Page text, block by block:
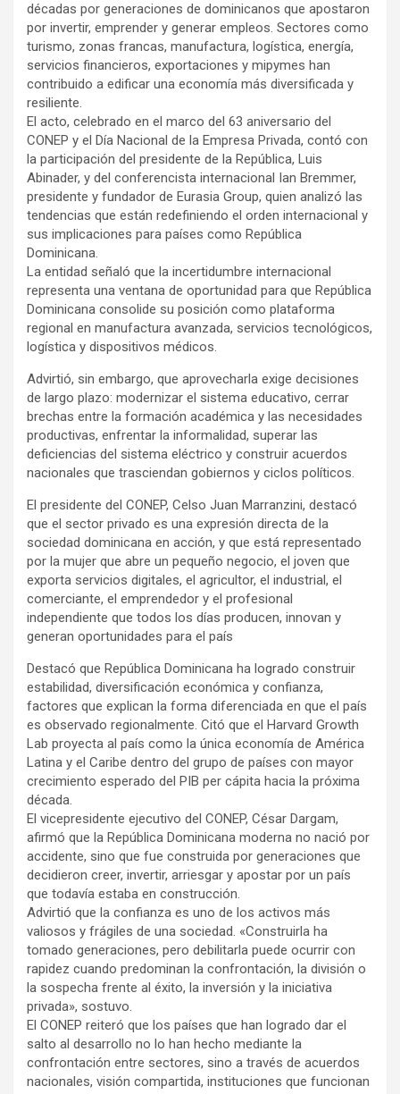
décadas por generaciones de dominicanos que apostaron
por invertir, emprender y generar empleos. Sectores como
turismo, zonas francas, manufactura, logística, energía,
servicios financieros, exportaciones y mipymes han
contribuido a edificar una economía más diversificada y
resiliente.
El acto, celebrado en el marco del 63 aniversario del
CONEP y el Día Nacional de la Empresa Privada, contó con
la participación del presidente de la República, Luis
Abinader, y del conferencista internacional Ian Bremmer,
presidente y fundador de Eurasia Group, quien analizó las
tendencias que están redefiniendo el orden internacional y
sus implicaciones para países como República
Dominicana.
La entidad señaló que la incertidumbre internacional
representa una ventana de oportunidad para que República
Dominicana consolide su posición como plataforma
regional en manufactura avanzada, servicios tecnológicos,
logística y dispositivos médicos.
Advirtió, sin embargo, que aprovecharla exige decisiones
de largo plazo: modernizar el sistema educativo, cerrar
brechas entre la formación académica y las necesidades
productivas, enfrentar la informalidad, superar las
deficiencias del sistema eléctrico y construir acuerdos
nacionales que trasciendan gobiernos y ciclos políticos.
El presidente del CONEP, Celso Juan Marranzini, destacó
que el sector privado es una expresión directa de la
sociedad dominicana en acción, y que está representado
por la mujer que abre un pequeño negocio, el joven que
exporta servicios digitales, el agricultor, el industrial, el
comerciante, el emprendedor y el profesional
independiente que todos los días producen, innovan y
generan oportunidades para el país
Destacó que República Dominicana ha logrado construir
estabilidad, diversificación económica y confianza,
factores que explican la forma diferenciada en que el país
es observado regionalmente. Citó que el Harvard Growth
Lab proyecta al país como la única economía de América
Latina y el Caribe dentro del grupo de países con mayor
crecimiento esperado del PIB per cápita hacia la próxima
década.
El vicepresidente ejecutivo del CONEP, César Dargam,
afirmó que la República Dominicana moderna no nació por
accidente, sino que fue construida por generaciones que
decidieron creer, invertir, arriesgar y apostar por un país
que todavía estaba en construcción.
Advirtió que la confianza es uno de los activos más
valiosos y frágiles de una sociedad. «Construirla ha
tomado generaciones, pero debilitarla puede ocurrir con
rapidez cuando predominan la confrontación, la división o
la sospecha frente al éxito, la inversión y la iniciativa
privada», sostuvo.
El CONEP reiteró que los países que han logrado dar el
salto al desarrollo no lo han hecho mediante la
confrontación entre sectores, sino a través de acuerdos
nacionales, visión compartida, instituciones que funcionan